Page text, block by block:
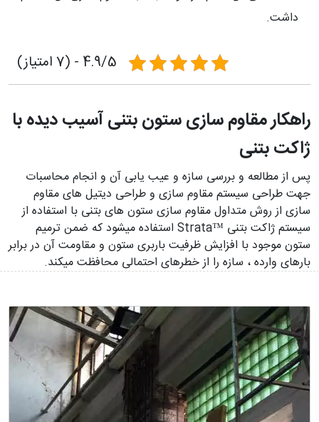
داشت.
4.9/5 - (7 امتیاز)
راهکار مقاوم سازی ستون بتنی آسیب دیده با
ژاکت بتنی
پس از مطالعه و بررسی سازه و عیب یابی آن و انجام محاسبات
جهت طراحی سیستم مقاوم سازی و طراحی دیتیل های مقاوم
سازی از روش متداول مقاوم سازی ستون های بتنی با استفاده از
سیستم ژاکت بتنی ™Strata استفاده می­شود که ضمن ترمیم
ستون موجود با افزایش ظرفیت باربری ستون و مقاومت آن در برابر
بارهای وارده ، سازه را از خطرهای احتمالی محافظت می­کند.